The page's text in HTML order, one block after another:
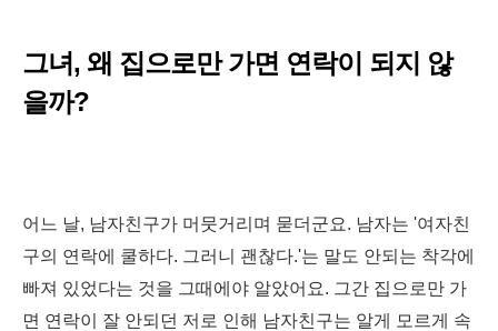
그녀, 왜 집으로만 가면 연락이 되지 않
을까?
어느 날, 남자친구가 머뭇거리며 묻더군요. 남자는 '여자친
구의 연락에 쿨하다. 그러니 괜찮다.'는 말도 안되는 착각에
빠져 있었다는 것을 그때에야 알았어요. 그간 집으로만 가
면 연락이 잘 안되던 저로 인해 남자친구는 알게 모르게 속